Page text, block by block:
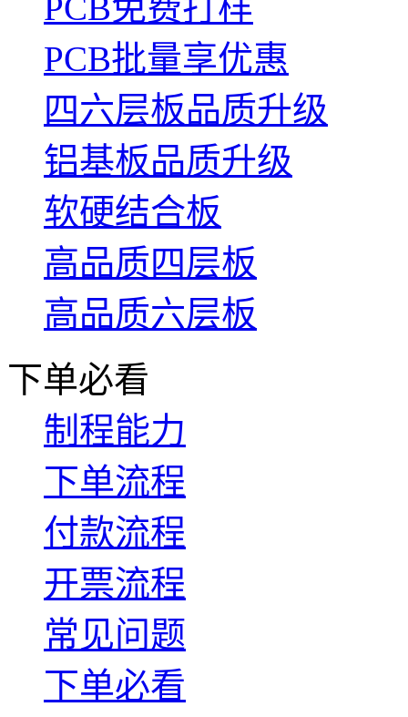
PCB批量享优惠
四六层板品质升级
铝基板品质升级
软硬结合板
高品质四层板
高品质六层板
下单必看
制程能力
下单流程
付款流程
开票流程
常见问题
下单必看